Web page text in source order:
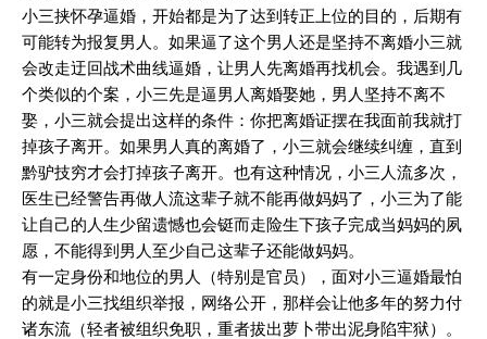
小三挟怀孕逼婚，开始都是为了达到转正上位的目的，后期有
可能转为报复男人。如果逼了这个男人还是坚持不离婚小三就
会改走迂回战术曲线逼婚，让男人先离婚再找机会。我遇到几
个类似的个案，小三先是逼男人离婚娶她，男人坚持不离不
娶，小三就会提出这样的条件：你把离婚证摆在我面前我就打
掉孩子离开。如果男人真的离婚了，小三就会继续纠缠，直到
黔驴技穷才会打掉孩子离开。也有这种情况，小三人流多次，
医生已经警告再做人流这辈子就不能再做妈妈了，小三为了能
让自己的人生少留遗憾也会铤而走险生下孩子完成当妈妈的夙
愿，不能得到男人至少自己这辈子还能做妈妈。
有一定身份和地位的男人（特别是官员），面对小三逼婚最怕
的就是小三找组织举报，网络公开，那样会让他多年的努力付
诸东流（轻者被组织免职，重者拔出萝卜带出泥身陷牢狱）。